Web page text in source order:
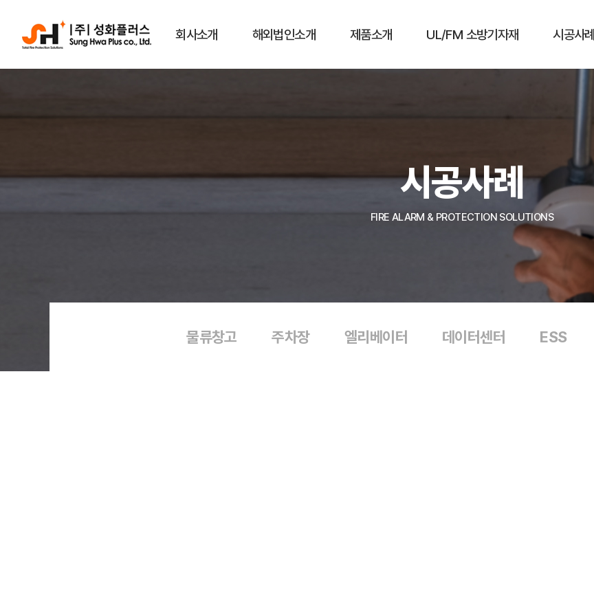
회사소개 해외법인소개 제품소개 UL/FM 소방기자재 시공사례
시공사례
FIRE ALARM & PROTECTION SOLUTIONS
물류창고 주차장 엘리베이터 데이터센터 ESS